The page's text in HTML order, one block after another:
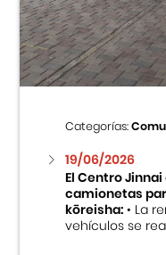
Centro Cultural
Cursos
Museo de la
Fondo Editorial
Teatro
Categorías:
19/06/2026
El Centro
camionetas
kōreisha:• La
vehículos se